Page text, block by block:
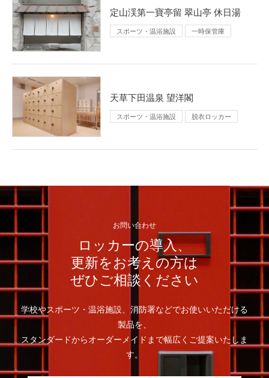
定山渓第一寶亭留 翠山亭 休日湯
スポーツ・温浴施設 一時保管庫
天草下田温泉 望洋閣
スポーツ・温浴施設 脱衣ロッカー
お問い合わせ
ロッカーの導入、
更新をお考えの方は
ぜひご相談ください
学校やスポーツ・温浴施設、消防署などでお使いいただける
製品を、
スタンダードからオーダーメイドまで幅広くご提案いたしま
す。